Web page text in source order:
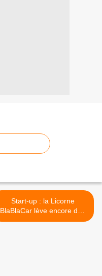
Start-up : la Licorne
BlaBlaCar lève encore des
fonds en 2022 ! >